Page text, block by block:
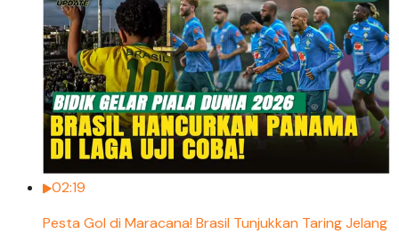
02:19
Pesta Gol di Maracana! Brasil Tunjukkan Taring Jelang